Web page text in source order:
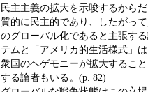
民主主義の拡大を示唆するから
質的に民主的であり、したがっ
のグローバル化であると主張す
テムと「アメリカ的生活様式」
衆国のヘゲモニーが拡大するこ
する論者もいる。(p. 82)